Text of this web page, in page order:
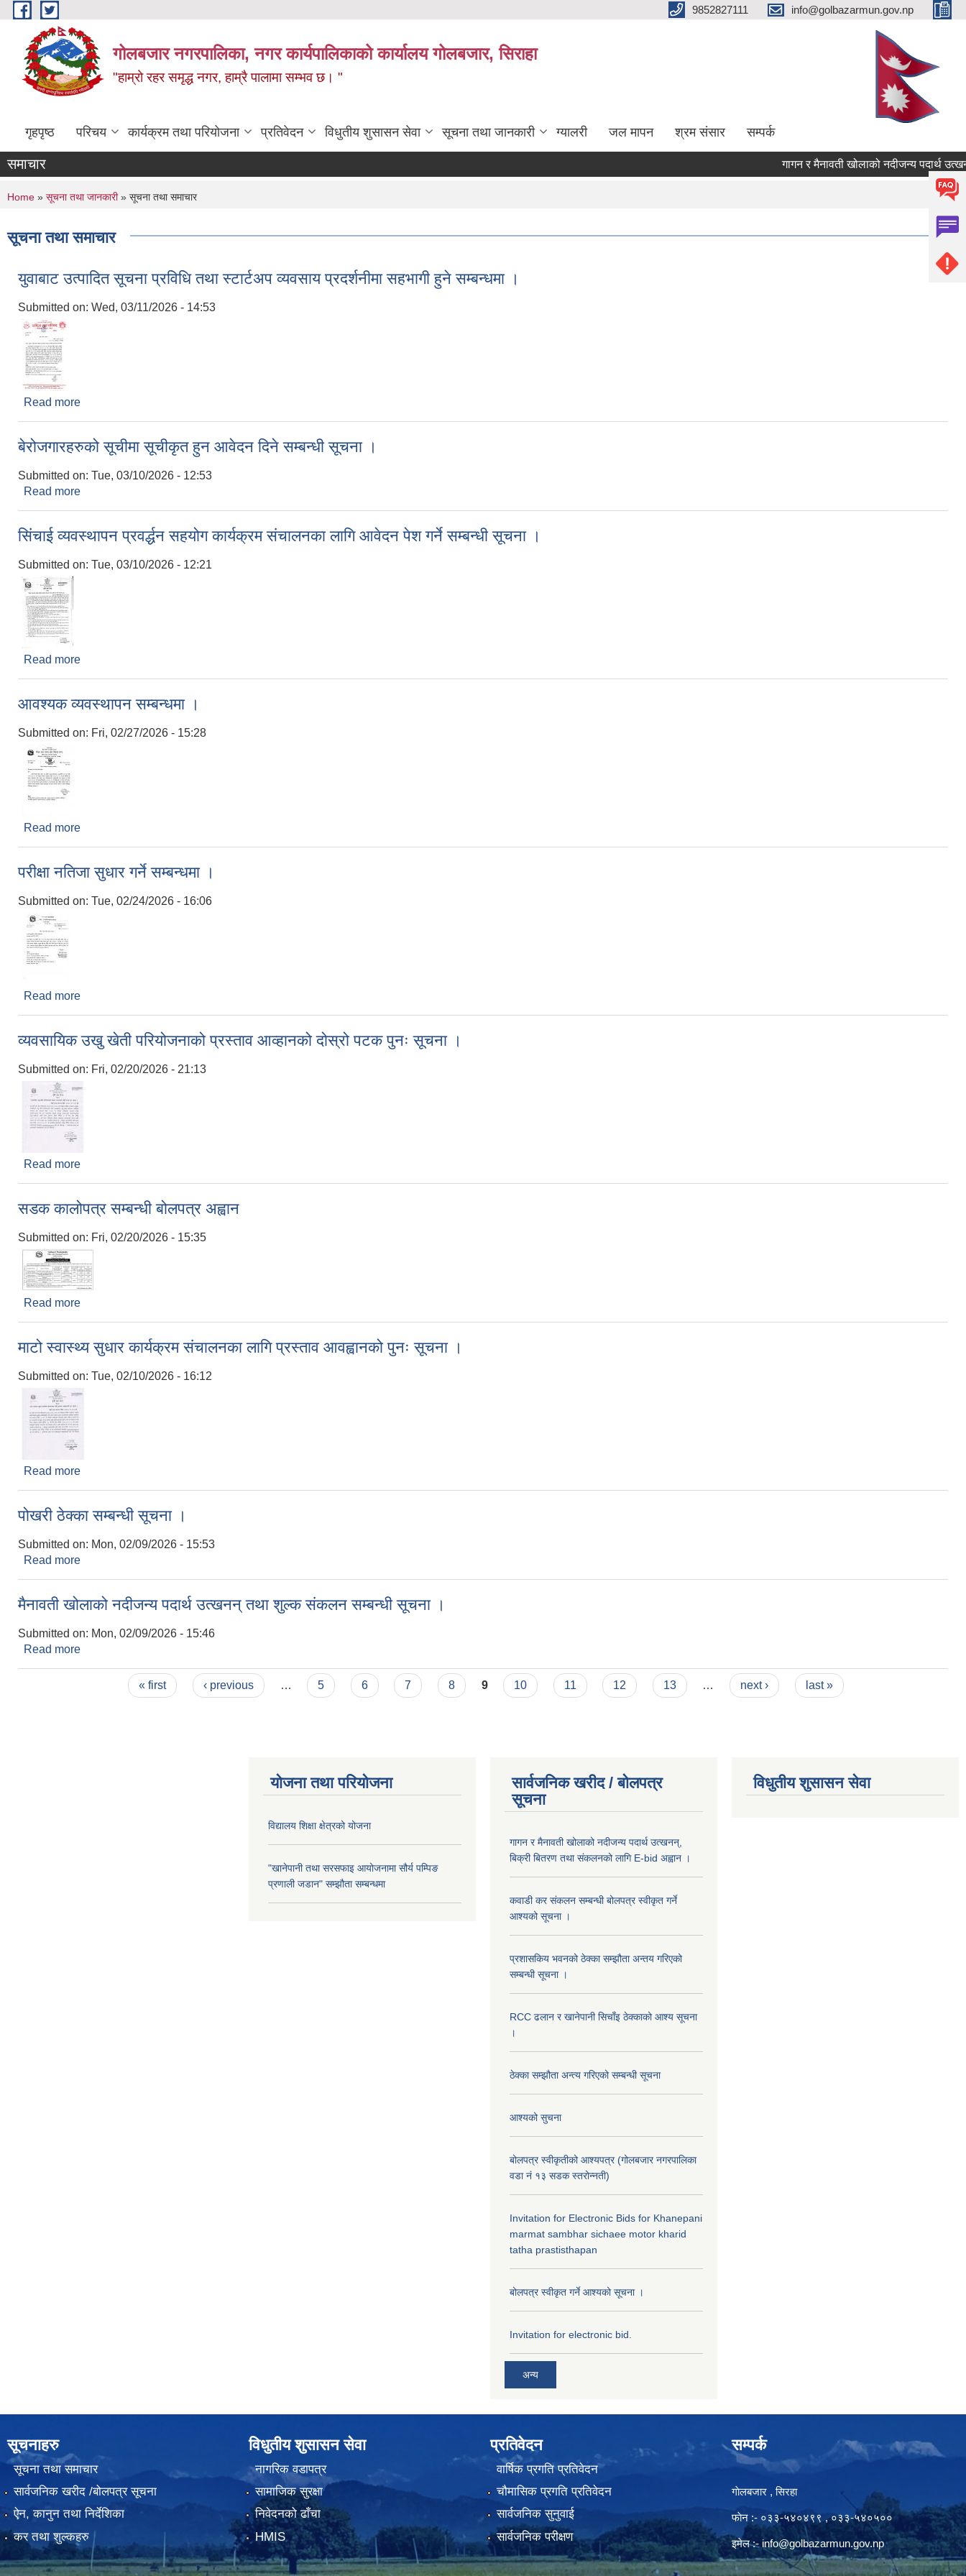
Skip to main content 9852827111 info@golbazarmun.gov.np
गोलबजार नगरपालिका, नगर कार्यपालिकाको कार्यालय गोलबजार, सिराहा
"हाम्रो रहर समृद्ध नगर, हाम्रै पालामा सम्भव छ। "
गृहपृष्ठ परिचय कार्यक्रम तथा परियोजना प्रतिवेदन विधुतीय शुसासन सेवा सूचना तथा जानकारी ग्यालरी जल मापन श्रम संसार सम्पर्क
समाचार गागन र मैनावती खोलाको नदीजन्य पदार्थ
You are here
Home » सूचना तथा जानकारी» सूचना तथा समाचार
सूचना तथा समाचार
युवाबाट उत्पादित सूचना प्रविधि तथा स्टार्टअप व्यवसाय प्रदर्शनीमा सहभागी हुने सम्बन्धमा ।
Submitted on: Wed, 03/11/2026 - 14:53
Read more
बेरोजगारहरुको सूचीमा सूचीकृत हुन आवेदन दिने सम्बन्धी सूचना ।
Submitted on: Tue, 03/10/2026 - 12:53
Read more
सिंचाई व्यवस्थापन प्रवर्द्धन सहयोग कार्यक्रम संचालनका लागि आवेदन पेश गर्ने सम्बन्धी सूचना ।
Submitted on: Tue, 03/10/2026 - 12:21
Read more
आवश्यक व्यवस्थापन सम्बन्धमा ।
Submitted on: Fri, 02/27/2026 - 15:28
Read more
परीक्षा नतिजा सुधार गर्ने सम्बन्धमा ।
Submitted on: Tue, 02/24/2026 - 16:06
Read more
व्यवसायिक उखु खेती परियोजनाको प्रस्ताव आव्हानको दोस्रो पटक पुनः सूचना ।
Submitted on: Fri, 02/20/2026 - 21:13
Read more
सडक कालोपत्र सम्बन्धी बोलपत्र अह्वान
Submitted on: Fri, 02/20/2026 - 15:35
Read more
माटो स्वास्थ्य सुधार कार्यक्रम संचालनका लागि प्रस्ताव आवह्वानको पुनः सूचना ।
Submitted on: Tue, 02/10/2026 - 16:12
Read more
पोखरी ठेक्का सम्बन्धी सूचना ।
Submitted on: Mon, 02/09/2026 - 15:53
Read more
मैनावती खोलाको नदीजन्य पदार्थ उत्खनन् तथा शुल्क संकलन सम्बन्धी सूचना ।
Submitted on: Mon, 02/09/2026 - 15:46
Read more
« first ‹ previous … 5 6 7 8 9 10 11 12 13 … next › last »
योजना तथा परियोजना
विद्यालय शिक्षा क्षेत्रको योजना
"खानेपानी तथा सरसफाइ आयोजनामा सौर्य पम्पिङ
प्रणाली जडान" सम्झौता सम्बन्धमा
सार्वजनिक खरीद / बोलपत्र
सूचना
गागन र मैनावती खोलाको नदीजन्य पदार्थ उत्खनन्,
बिक्री बितरण तथा संकलनको लागि E-bid अह्वान ।
कवाडी कर संकलन सम्बन्धी बोलपत्र स्वीकृत गर्ने
आश्यको सूचना ।
प्रशासकिय भवनको ठेक्का सम्झौता अन्तय गरिएको
सम्बन्धी सूचना ।
RCC ढलान र खानेपानी सिचाँइ ठेक्काको आश्य सूचना
।
ठेक्का सम्झौता अन्त्य गरिएको सम्बन्धी सूचना
आश्यको सुचना
बोलपत्र स्वीकृतीको आश्यपत्र (गोलबजार नगरपालिका
वडा नं १३ सडक स्तरोन्नती)
Invitation for Electronic Bids for Khanepani
marmat sambhar sichaee motor kharid
tatha prastisthapan
बोलपत्र स्वीकृत गर्ने आश्यको सूचना ।
Invitation for electronic bid.
अन्य
विधुतीय शुसासन सेवा
सूचनाहरु
सूचना तथा समाचार
सार्वजनिक खरीद /बोलपत्र सूचना
ऐन, कानुन तथा निर्देशिका
कर तथा शुल्कहरु
विधुतीय शुसासन सेवा
नागरिक वडापत्र
सामाजिक सुरक्षा
निवेदनको ढाँचा
HMIS
प्रतिवेदन
वार्षिक प्रगति प्रतिवेदन
चौमासिक प्रगति प्रतिवेदन
सार्वजनिक सुनुवाई
सार्वजनिक परीक्षण
सम्पर्क
गाेलबजार , सिरहा
फाेन :- ०३३-५४०४९९ , ०३३-५४०५००
इमेल :- info@golbazarmun.gov.np